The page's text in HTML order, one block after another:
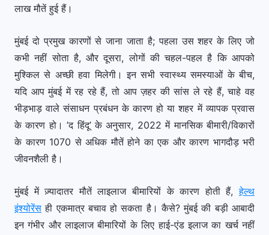
लाख मौतें हुई हैं।
मुंबई दो प्रमुख कारणों से जाना जाता है; पहला उस शहर के लिए जो
कभी नहीं सोता है, और दूसरा, लोगों की चहल-पहल है कि आपको
मुश्किल से अच्छी हवा मिलेगी। इन सभी स्वास्थ्य समस्याओं के बीच,
यदि आप मुंबई में रह रहे हैं, तो आप ज़हर की सांस ले रहे हैं, चाहे वह
भीड़भाड़ वाले संसाधन प्रबंधन के कारण हो या शहर में व्यापक प्रवास
के कारण हो। ’द हिंदू’ के अनुसार, 2022 में मानसिक बीमारी/विकारों
के कारण 1070 से अधिक मौतें होने का एक और कारण भागदौड़ भरी
जीवनशैली है।
मुंबई में ज़्यादातर मौतें लाइलाज बीमारियों के कारण होती हैं,हेल्थ
इंश्योरेंस ही एकमात्र बचाव हो सकता है। कैसे? मुंबई की बड़ी आबादी
इन गंभीर और लाइलाज बीमारियों के लिए हाई-एंड इलाज का खर्च नहीं